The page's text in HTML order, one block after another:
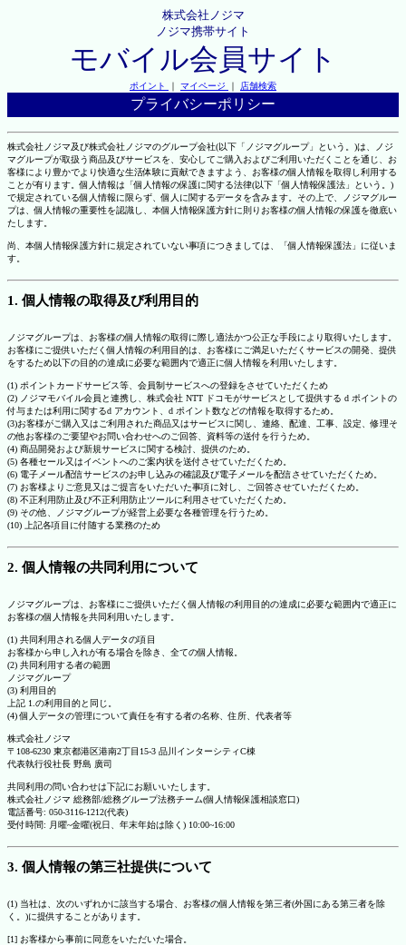
株式会社ノジマ
ノジマ携帯サイト
モバイル会員サイト
ポイント ｜ マイページ ｜ 店舗検索
プライバシーポリシー
株式会社ノジマ及び株式会社ノジマのグループ会社(以下「ノジマグループ」という。)は、ノジ
マグループが取扱う商品及びサービスを、安心してご購入およびご利用いただくことを通じ、お
客様により豊かでより快適な生活体験に貢献できますよう、お客様の個人情報を取得し利用する
ことが有ります。個人情報は「個人情報の保護に関する法律(以下「個人情報保護法」という。)
で規定されている個人情報に限らず、個人に関するデータを含みます。その上で、ノジマグルー
プは、個人情報の重要性を認識し、本個人情報保護方針に則りお客様の個人情報の保護を徹底い
たします。
尚、本個人情報保護方針に規定されていない事項につきましては、「個人情報保護法」に従いま
す。
1. 個人情報の取得及び利用目的
ノジマグループは、お客様の個人情報の取得に際し適法かつ公正な手段により取得いたします。
お客様にご提供いただく個人情報の利用目的は、お客様にご満足いただくサービスの開発、提供
をするため以下の目的の達成に必要な範囲内で適正に個人情報を利用いたします。
(1) ポイントカードサービス等、会員制サービスへの登録をさせていただくため
(2) ノジマモバイル会員と連携し、株式会社 NTT ドコモがサービスとして提供する d ポイントの
付与または利用に関するd アカウント、d ポイント数などの情報を取得するため。
(3)お客様がご購入又はご利用された商品又はサービスに関し、連絡、配達、工事、設定、修理そ
の他お客様のご要望やお問い合わせへのご回答、資料等の送付を行うため。
(4) 商品開発および新規サービスに関する検討、提供のため。
(5) 各種セール又はイベントへのご案内状を送付させていただくため。
(6) 電子メール配信サービスのお申し込みの確認及び電子メールを配信させていただくため。
(7) お客様よりご意見又はご提言をいただいた事項に対し、ご回答させていただくため。
(8) 不正利用防止及び不正利用防止ツールに利用させていただくため。
(9) その他、ノジマグループが経営上必要な各種管理を行うため。
(10) 上記各項目に付随する業務のため
2. 個人情報の共同利用について
ノジマグループは、お客様にご提供いただく個人情報の利用目的の達成に必要な範囲内で適正に
お客様の個人情報を共同利用いたします。
(1) 共同利用される個人データの項目
お客様から申し入れが有る場合を除き、全ての個人情報。
(2) 共同利用する者の範囲
ノジマグループ
(3) 利用目的
上記 1.の利用目的と同じ。
(4) 個人データの管理について責任を有する者の名称、住所、代表者等
株式会社ノジマ
〒108-6230 東京都港区港南2丁目15-3 品川インターシティC棟
代表執行役社長 野島 廣司
共同利用の問い合わせは下記にお願いいたします。
株式会社ノジマ 総務部/総務グループ法務チーム(個人情報保護相談窓口)
電話番号: 050-3116-1212(代表)
受付時間: 月曜~金曜(祝日、年末年始は除く) 10:00~16:00
3. 個人情報の第三社提供について
(1) 当社は、次のいずれかに該当する場合、お客様の個人情報を第三者(外国にある第三者を除
く。)に提供することがあります。
[1] お客様から事前に同意をいただいた場合。